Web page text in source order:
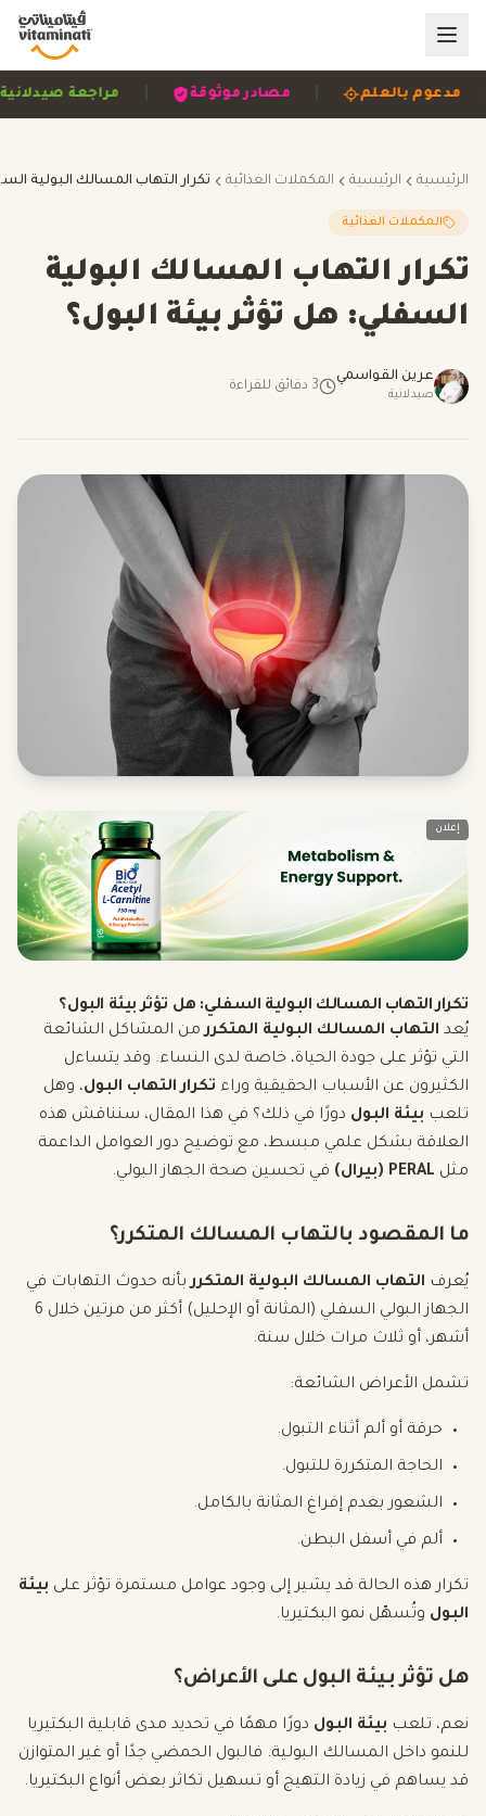
مراجعة | مصادر موثوقة | مدعوم بالعلم |
الرئيسية الرئيسية المكملات الغذائية تكرار
المكملات الغذائية
تكرار التهاب المسالك البولية
السفلي: هل تؤثر بيئة البول؟
عرين القواسمي
صيدلانية
3 دقائق للقراءة
إعلان
تكرار التهاب المسالك البولية السفلي: هل تؤثر بيئة البول؟
يُعد التهاب المسالك البولية المتكررمن المشاكل الشائعة
التي تؤثر على جودة الحياة، خاصة لدى النساء. وقد يتساءل
الكثيرون عن الأسباب الحقيقية وراء تكرار التهاب البول، وهل
تلعب بيئة البول دورًا في ذلك؟ في هذا المقال، سنناقش هذه
العلاقة بشكل علمي مبسط، مع توضيح دور العوامل الداعمة
مثل PERAL (بيرال) في تحسين صحة الجهاز البولي.
ما المقصود بالتهاب المسالك المتكرر؟
يُعرف التهاب المسالك البولية المتكرربأنه حدوث التهابات في
الجهاز البولي السفلي (المثانة أو الإحليل) أكثر من مرتين خلال 6
أشهر، أو ثلاث مرات خلال سنة.
تشمل الأعراض الشائعة:
حرقة أو ألم أثناء التبول.
الحاجة المتكررة للتبول.
الشعور بعدم إفراغ المثانة بالكامل.
ألم في أسفل البطن.
تكرار هذه الحالة قد يشير إلى وجود عوامل مستمرة تؤثر على بيئة
البول وتُسهّل نمو البكتيريا.
هل تؤثر بيئة البول على الأعراض؟
نعم، تلعب بيئة البول دورًا مهمًا في تحديد مدى قابلية البكتيريا
للنمو داخل المسالك البولية. فالبول الحمضي جدًا أو غير المتوازن
قد يساهم في زيادة التهيج أو تسهيل تكاثر بعض أنواع البكتيريا.